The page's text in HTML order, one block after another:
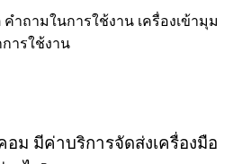
ำถามในการใช้งาน เครื่องเข้ามุม
ารใช้งาน
ม มีค่าบริการจัดส่งเครื่องมือ